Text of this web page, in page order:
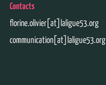
Contacts
florine.olivier[at]laligue53.org
communication[at]laligue53.org